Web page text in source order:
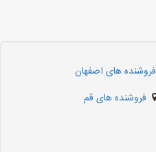
فروشنده های اصفهان
فروشنده های قم